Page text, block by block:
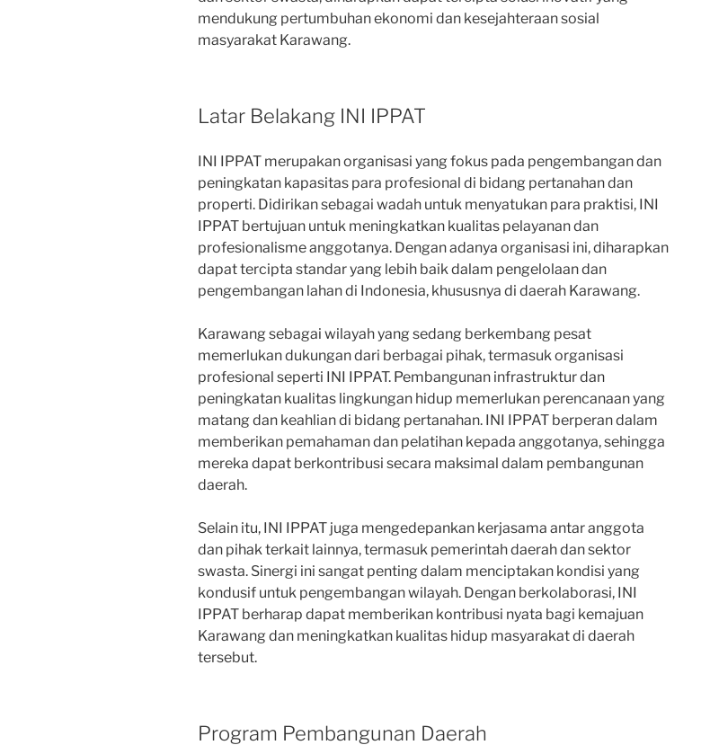
mendukung pertumbuhan ekonomi dan kesejahteraan sosial
masyarakat Karawang.
Latar Belakang INI IPPAT
INI IPPAT merupakan organisasi yang fokus pada pengembangan dan
peningkatan kapasitas para profesional di bidang pertanahan dan
properti. Didirikan sebagai wadah untuk menyatukan para praktisi, INI
IPPAT bertujuan untuk meningkatkan kualitas pelayanan dan
profesionalisme anggotanya. Dengan adanya organisasi ini, diharapkan
dapat tercipta standar yang lebih baik dalam pengelolaan dan
pengembangan lahan di Indonesia, khususnya di daerah Karawang.
Karawang sebagai wilayah yang sedang berkembang pesat
memerlukan dukungan dari berbagai pihak, termasuk organisasi
profesional seperti INI IPPAT. Pembangunan infrastruktur dan
peningkatan kualitas lingkungan hidup memerlukan perencanaan yang
matang dan keahlian di bidang pertanahan. INI IPPAT berperan dalam
memberikan pemahaman dan pelatihan kepada anggotanya, sehingga
mereka dapat berkontribusi secara maksimal dalam pembangunan
daerah.
Selain itu, INI IPPAT juga mengedepankan kerjasama antar anggota
dan pihak terkait lainnya, termasuk pemerintah daerah dan sektor
swasta. Sinergi ini sangat penting dalam menciptakan kondisi yang
kondusif untuk pengembangan wilayah. Dengan berkolaborasi, INI
IPPAT berharap dapat memberikan kontribusi nyata bagi kemajuan
Karawang dan meningkatkan kualitas hidup masyarakat di daerah
tersebut.
Program Pembangunan Daerah